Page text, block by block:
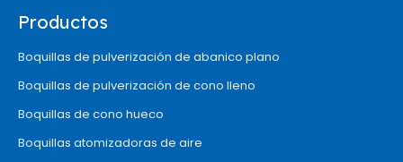
Productos
Boquillas de pulverización de abanico plano
Boquillas de pulverización de cono lleno
Boquillas de cono hueco
Boquillas atomizadoras de aire